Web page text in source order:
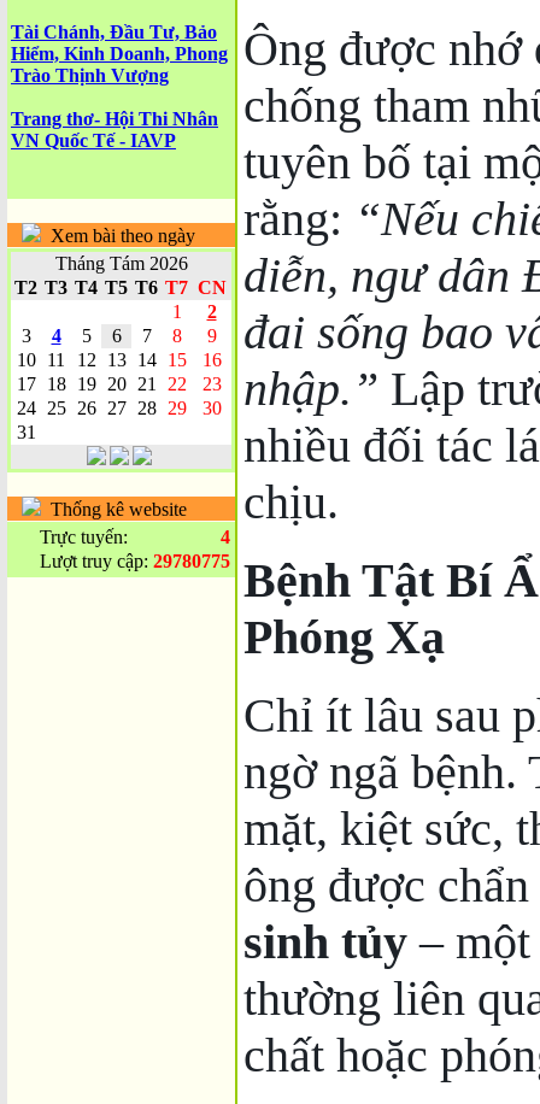
Tài Chánh, Đầu Tư, Bảo
Hiểm, Kinh Doanh, Phong
Trào Thịnh Vượng
Trang thơ- Hội Thi Nhân
VN Quốc Tế - IAVP
Xem bài theo ngày
Tháng Tám 2026
T2 T3 T4 T5 T6 T7 CN
1
2
3
4 5 6 7 8
9
10
11 12 13 14 15
16
17
18 19 20 21 22
23
24
25 26 27 28 29
30
31
Thống kê website
Trực tuyến:
4
Lượt truy cập: 29780775
Ông được nhớ
chống tham
tuyên bố tại
rằng: “Nếu
diễn, ngư dân
đai sống bao
nhập.” Lập
nhiều đối tác
chịu.
Bệnh Tật Bí
Phóng Xạ
Chỉ ít lâu sau
ngờ ngã
mặt, kiệt sức,
ông được
sinh tủy –
thường liên
chất hoặc